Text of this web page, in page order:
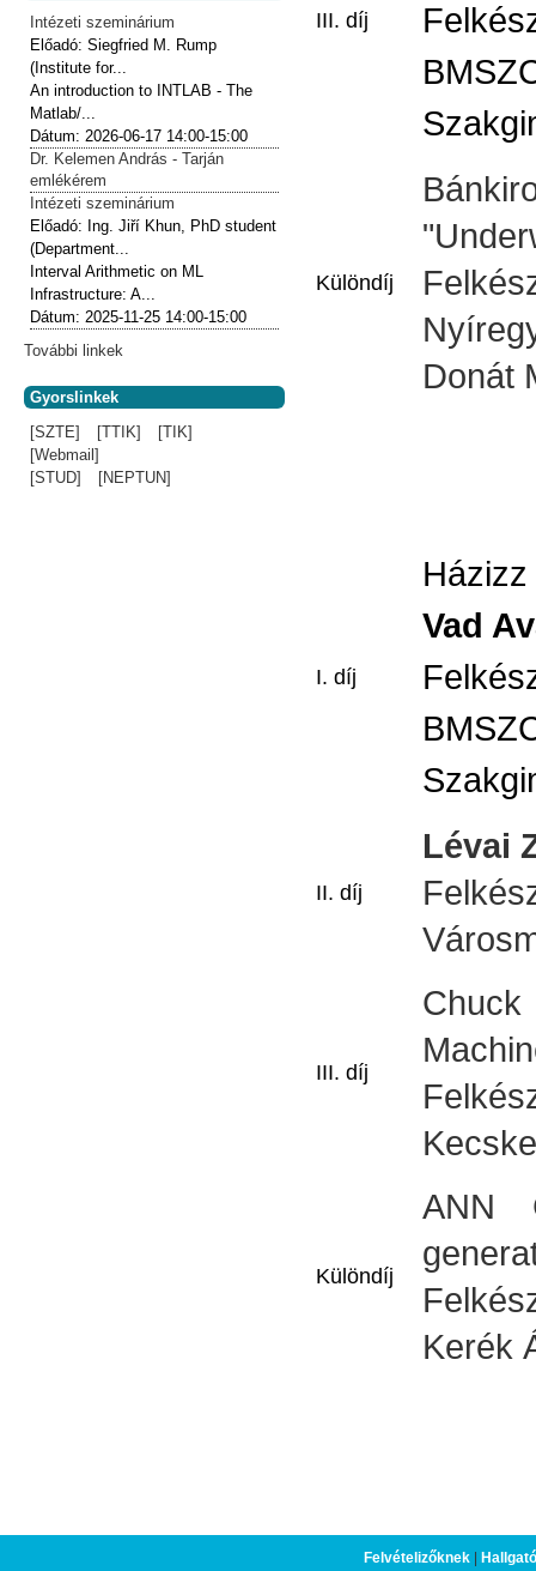
III. díj
Különdíj
Donát
I. díj
Vad
II. díj
Lévai
III. díj
Különdíj
ANN
Kerék
Intézeti szeminárium
Előadó:Siegfried M. Rump
(Institute for...
An introduction to INTLAB - The
Matlab/...
Dátum: 2026-06-17 14:00-15:00
Dr. Kelemen András - Tarján
emlékérem
Intézeti szeminárium
Előadó: Ing. Jiří Khun, PhD student
(Department...
Interval Arithmetic on ML
Infrastructure: A...
Dátum: 2025-11-25 14:00-15:00
További linkek
Gyorslinkek
[SZTE]
[TTIK]
[TIK]
[Webmail]
[STUD]
[NEPTUN]
Felvételizőknek|